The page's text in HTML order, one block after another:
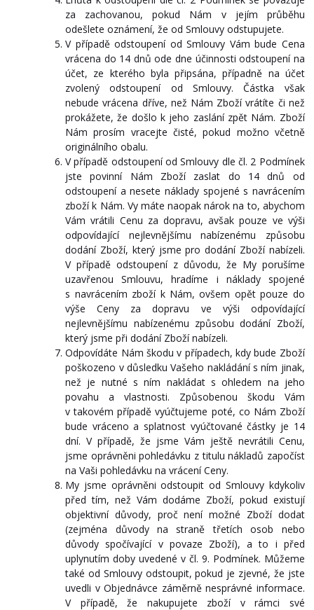
za zachovanou, pokud Nám v jejím průběhu
odešlete oznámení, že od Smlouvy odstupujete.
V případě odstoupení od Smlouvy Vám bude Cena
vrácena do 14 dnů ode dne účinnosti odstoupení na
účet, ze kterého byla připsána, případně na účet
zvolený odstoupení od Smlouvy. Částka však
nebude vrácena dříve, než Nám Zboží vrátíte či než
prokážete, že došlo k jeho zaslání zpět Nám. Zboží
Nám prosím vracejte čisté, pokud možno včetně
originálního obalu.
V případě odstoupení od Smlouvy dle čl. 2 Podmínek
jste povinní Nám Zboží zaslat do 14 dnů od
odstoupení a nesete náklady spojené s navrácením
zboží k Nám. Vy máte naopak nárok na to, abychom
Vám vrátili Cenu za dopravu, avšak pouze ve výši
odpovídající nejlevnějšímu nabízenému způsobu
dodání Zboží, který jsme pro dodání Zboží nabízeli.
V případě odstoupení z důvodu, že My porušíme
uzavřenou Smlouvu, hradíme i náklady spojené
s navrácením zboží k Nám, ovšem opět pouze do
výše Ceny za dopravu ve výši odpovídající
nejlevnějšímu nabízenému způsobu dodání Zboží,
který jsme při dodání Zboží nabízeli.
Odpovídáte Nám škodu v případech, kdy bude Zboží
poškozeno v důsledku Vašeho nakládání s ním jinak,
než je nutné s ním nakládat s ohledem na jeho
povahu a vlastnosti. Způsobenou škodu Vám
v takovém případě vyúčtujeme poté, co Nám Zboží
bude vráceno a splatnost vyúčtované částky je 14
dní. V případě, že jsme Vám ještě nevrátili Cenu,
jsme oprávněni pohledávku z titulu nákladů započíst
na Vaši pohledávku na vrácení Ceny.
My jsme oprávněni odstoupit od Smlouvy kdykoliv
před tím, než Vám dodáme Zboží, pokud existují
objektivní důvody, proč není možné Zboží dodat
(zejména důvody na straně třetích osob nebo
důvody spočívající v povaze Zboží), a to i před
uplynutím doby uvedené v čl. 9. Podmínek. Můžeme
také od Smlouvy odstoupit, pokud je zjevné, že jste
uvedli v Objednávce záměrně nesprávné informace.
V případě, že nakupujete zboží v rámci své